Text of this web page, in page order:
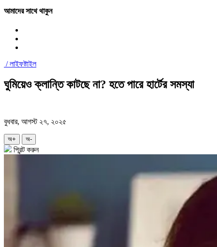
আমাদের সাথে থাকুন
/লাইফষ্টাইল
ঘুমিয়েও ক্লান্তি কাটছে না? হতে পারে হার্টের সমস্যা
বুধবার, আগস্ট ২৭, ২০২৫
অ+ অ-
প্রিন্ট করুন